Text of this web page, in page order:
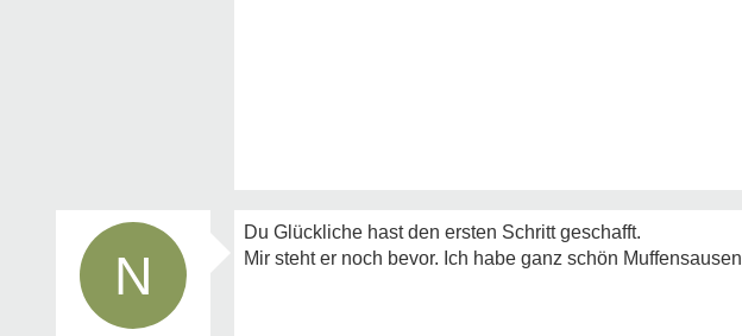
N
Du Glückliche hast den ersten Schritt geschafft.
Mir steht er noch bevor. Ich habe ganz schön Muffensausen